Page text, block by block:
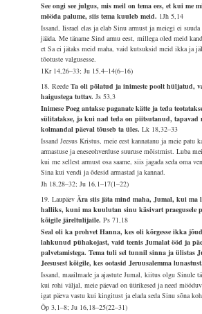
See ongi see julgus, mis meil on tema ees, et kui me
mööda palume, siis tema kuuleb meid. 1Jh 5,14
Issand, Iisrael elas ja elab Sinu armust ja meiegi ei
jääda. Me täname Sind armu eest, millega oled meid
et Sa ei jätaks meid maha, vaid kutsuksid meid ikka ja
tõotuste valgusesse.
1Kr 14,26–33; Ju 15,4–14(6–16)
18. ReedeTa oli põlatud ja inimeste poolt hüljatud,
haigustega tuttav.Js 53,3
Inimese Poeg antakse paganate kätte ja teda
sülitatakse, ja kui nad teda on piitsutanud, tapavad
kolmandal päeval tõuseb ta üles.Lk 18,32–33
Issand Jeesus Kristus, meie eest kannatanu ja meie patu
armastuse ja eneseohverduse suuruse mõistmist. Luba
kui me sellest armust osa saame, siis jagada seda oma
Sina kui vendi ja õdesid armastad ja kannad.
Jh 18,28–32; Ju 16,1–17(1–22)
19. LaupäevÄra siis jäta mind maha, Jumal, kui ma
halliks, kuni ma kuulutan sinu käsivart praegusele
kõigile järeltulijaile.Ps 71,18
Seal oli ka prohvet Hanna, kes oli kõrgesse ikka
lahkunud pühakojast, vaid teenis Jumalat ööd ja
palvetamistega. Tema tuli sel tunnil sinna ja ülistas
Jeesusest kõigile, kes ootasid Jeruusalemma
Issand, maailmade ja ajastute Jumal, kiitus olgu Sinule
kui rohi väljal, meie päevad on üürikesed ja need
igat päeva vastu kui kingitust ja elada seda Sinu sõna
Õp 3,1–8; Ju 16,18–25(22–31)